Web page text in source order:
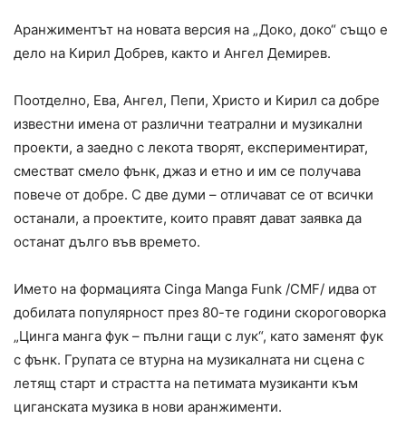
Аранжиментът на новата версия на „Доко, доко“ също е
дело на Кирил Добрев, както и Ангел Демирев.
Поотделно, Ева, Ангел, Пепи, Христо и Кирил са добре
известни имена от различни театрални и музикални
проекти, a заедно с лекота творят, експериментират,
сместват смело фънк, джаз и етно и им се получава
повече от добре. С две думи – отличават се от всички
останали, а проектите, които правят дават заявка да
останат дълго във времето.
Името на формацията Cinga Manga Funk /CMF/ идва от
добилата популярност през 80-те години скороговорка
„Цинга манга фук – пълни гащи с лук“, като заменят фук
с фънк. Групата се втурна на музикалната ни сцена с
летящ старт и страстта на петимата музиканти към
циганската музика в нови аранжименти.